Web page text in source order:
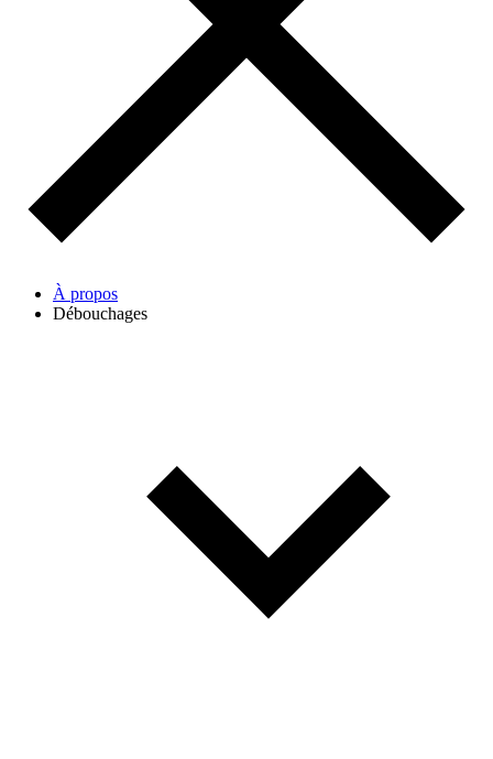
À propos
Débouchages